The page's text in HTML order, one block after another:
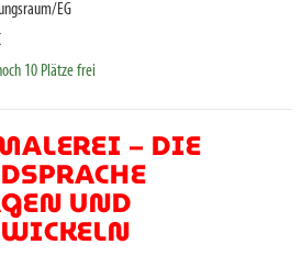
EG
10 Plätze frei
– DIE
UND